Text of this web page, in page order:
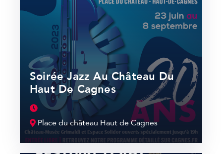
Soirée Jazz Au Château Du
Haut De Cagnes
Place du château Haut de Cagnes